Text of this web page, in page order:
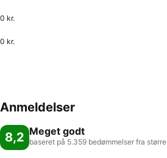
0 kr.
0 kr.
Anmeldelser
8,2 Meget godt
baseret på 5.359 bedømmelser fra større